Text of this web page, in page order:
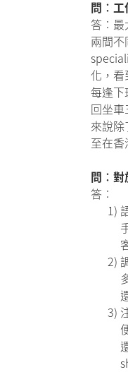
問︰
答︰
兩間
化，看
每逢下
回坐
來說
至在
問︰
答︰
1)
2)
3)